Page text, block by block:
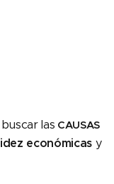
las CAUSAS
económicas y